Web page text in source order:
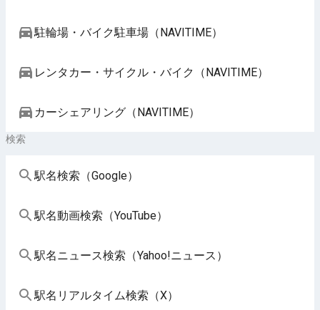
駐輪場・バイク駐車場（NAVITIME）
レンタカー・サイクル・バイク（NAVITIME）
カーシェアリング（NAVITIME）
検索
駅名検索（Google）
駅名動画検索（YouTube）
駅名ニュース検索（Yahoo!ニュース）
駅名リアルタイム検索（X）